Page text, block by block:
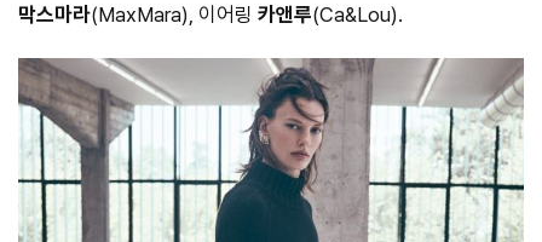
막스마라(MaxMara), 이어링 카앤루(Ca&Lou).